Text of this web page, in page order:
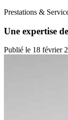
Prestations &
Une expertise
Publié le 18 février